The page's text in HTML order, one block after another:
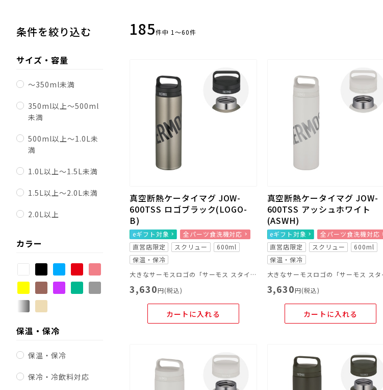
条件を絞り込む
サイズ・容量
～350ml未満
350ml以上～500ml
未満
500ml以上～1.0L未
満
1.0L以上～1.5L未満
1.5L以上～2.0L未満
2.0L以上
カラー
保温・保冷
保温・保冷
保冷・冷飲料対応
185件中 1～60件
真空断熱ケータイマグ JOW-
600TSS ロゴブラック(LOGO-
B)
eギフト対象
全パーツ食洗機対応
直営店限定
スクリュー
600ml
保温・保冷
大きなサーモスロゴの「サーモス スタイリングシリーズ LOGO」
3,630円(税込)
カートに入れる
真空断熱ケータイマグ JOW-
600TSS アッシュホワイト
(ASWH)
eギフト対象
全パーツ食洗機対応
直営店限定
スクリュー
600ml
保温・保冷
3,630円(税込)
カートに入れる